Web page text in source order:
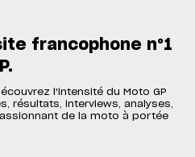
francophone n°1
l'intensité du Moto GP
résultats, interviews, analyses,
de la moto à portée